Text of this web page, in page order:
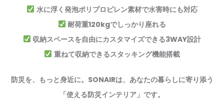
水に浮く発泡ポリプロピレン素材で水害時にも対応
耐荷重120kgでしっかり座れる
収納スペースを自由にカスタマイズできる3WAY設計
重ねて収納できるスタッキング機能搭載
防災を、もっと身近に。SONAIRは、あなたの暮らしに寄り添う
「使える防災インテリア」です。